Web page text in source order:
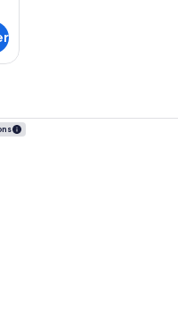
Hotel Herman K